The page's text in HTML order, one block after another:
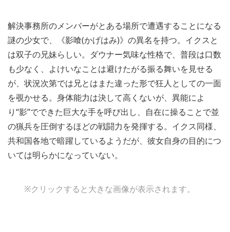
解決事務所のメンバーがとある場所で遭遇することになる
謎の少女で、《影喰(かげはみ)》の異名を持つ。イクスと
は双子の兄妹らしい。ダウナー気味な性格で、普段は口数
も少なく、よけいなことは避けたがる振る舞いを見せる
が、状況次第では兄とはまた違った形で狂人としての一面
を覗かせる。身体能力は決して高くないが、異能によ
り“影”でできた巨大な手を呼び出し、自在に操ることで並
の猟兵を圧倒するほどの戦闘力を発揮する。イクス同様、
共和国各地で暗躍しているようだが、彼女自身の目的につ
いては明らかになっていない。
※クリックすると大きな画像が表示されます。